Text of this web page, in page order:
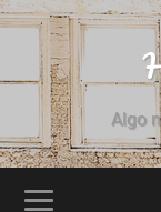
Algo